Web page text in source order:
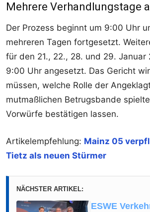
Mehrere Verhandlungstage
Der Prozess beginnt um 9:00 Uhr
mehreren Tagen fortgesetzt.
für den 21., 22., 28. und 29. Januar
9:00 Uhr angesetzt. Das Gericht
müssen, welche Rolle der
mutmaßlichen Betrugsbande
Vorwürfe bestätigen lassen.
Artikelempfehlung: Mainz 05
Tietz als neuen Stürmer
NÄCHSTER ARTIKEL:
ESWE